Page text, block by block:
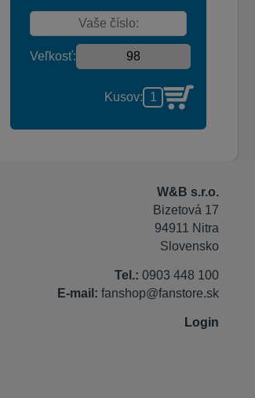
Veľkosť:
Kusov:
W&B s.r.o.
Bizetová 17
94911 Nitra
Slovensko
Tel.: 0903 448 100
E-mail: fanshop@fanstore.sk
Login